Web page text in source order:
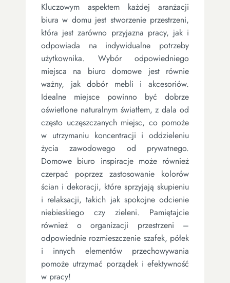
Kluczowym aspektem każdej aranżacji
biura w domu jest stworzenie przestrzeni,
która jest zarówno przyjazna pracy, jak i
odpowiada na indywidualne potrzeby
użytkownika. Wybór odpowiedniego
miejsca na biuro domowe jest równie
ważny, jak dobór mebli i akcesoriów.
Idealne miejsce powinno być dobrze
oświetlone naturalnym światłem, z dala od
często uczęszczanych miejsc, co pomoże
w utrzymaniu koncentracji i oddzieleniu
życia zawodowego od prywatnego.
Domowe biuro inspiracje może również
czerpać poprzez zastosowanie kolorów
ścian i dekoracji, które sprzyjają skupieniu
i relaksacji, takich jak spokojne odcienie
niebieskiego czy zieleni. Pamiętajcie
również o organizacji przestrzeni –
odpowiednie rozmieszczenie szafek, półek
i innych elementów przechowywania
pomoże utrzymać porządek i efektywność
w pracy!